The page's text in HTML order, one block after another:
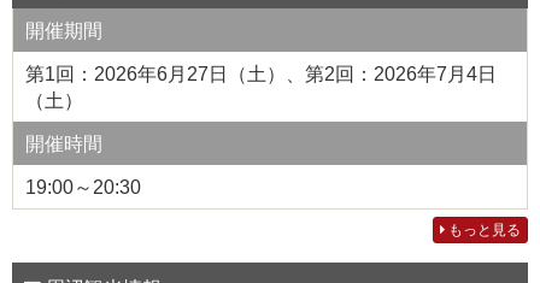
開催期間
第1回：2026年6月27日（土）、第2回：2026年7月4日
（土）
開催時間
19:00～20:30
もっと見る